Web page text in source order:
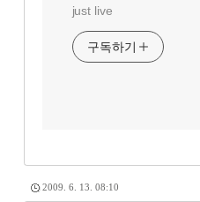
just live
구독하기
2009. 6. 13. 08:10